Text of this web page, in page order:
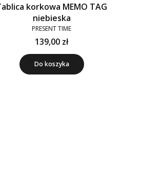
korkowa MEMO TAG
niebieska
PRESENT TIME
139,00 zł
Do koszyka